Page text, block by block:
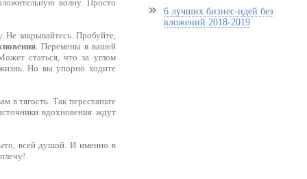
волну. Просто
Не закрывайтесь. Пробуйте,
. Перемены в вашей
статься, что за углом
Но вы упорно ходите
в тягость. Так перестаньте
вдохновения ждут
всей душой. И именно в
6 лучших бизнес-идей без
вложений 2018-2019